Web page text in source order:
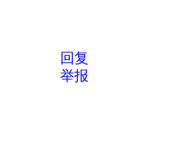
回复
举报